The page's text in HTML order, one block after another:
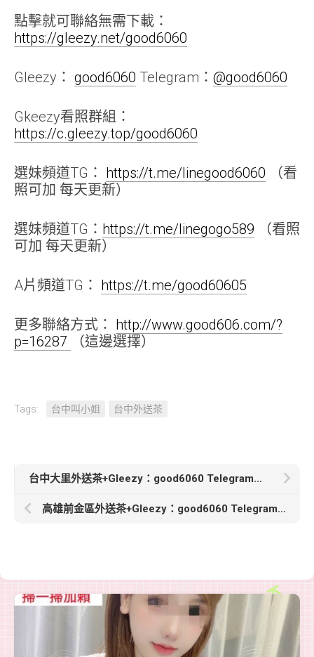
點擊就可聯絡無需下載：
https://gleezy.net/good6060
Gleezy： good6060 Telegram： @good6060
Gkeezy看照群組：
https://c.gleezy.top/good6060
選妹頻道TG： https://t.me/linegood6060 （看
照可加 每天更新）
選妹頻道TG： https://t.me/linegogo589 （看照
可加 每天更新）
A片頻道TG： https://t.me/good60605
更多聯絡方式： http://www.good606.com/?
p=16287
（這邊選擇）
Tags: 台中叫小姐 台中外送茶
台中大里外送茶+Gleezy：good6060 Telegram：good6060【婉君-5000】160cm/E奶/55kg/28歲性感熟女 經驗豐富
高雄前金區外送茶+Gleezy：good6060 Telegram：good6060【九九】165 E 50kg 32 歲性格溫柔 清純的氣質美女